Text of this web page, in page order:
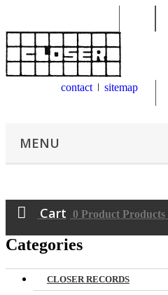
contact sitemap
MENU
Cart 0 Product Products
Categories
CLOSER RECORDS